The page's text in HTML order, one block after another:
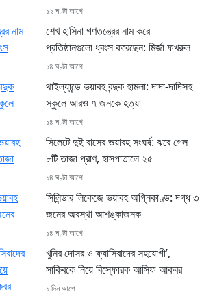
১২ ঘণ্টা আগে
শেখ হাসিনা গণতন্ত্রের নাম করে
প্রতিষ্ঠানগুলো ধ্বংস করেছেন: মির্জা ফখরুল
১৪ ঘণ্টা আগে
থাইল্যান্ডে ভয়াবহ বন্দুক হামলা: দাদা-দাদিসহ
স্কুলে আরও ৭ জনকে হত্যা
১৪ ঘণ্টা আগে
সিলেটে দুই বাসের ভয়াবহ সংঘর্ষ: ঝরে গেল
৮টি তাজা প্রাণ, হাসপাতালে ২৫
১৪ ঘণ্টা আগে
সিলিন্ডার লিকেজে ভয়াবহ অগ্নিকাণ্ড: দগ্ধ ৩
জনের অবস্থা আশঙ্কাজনক
১৪ ঘণ্টা আগে
খুনির দোসর ও ফ্যাসিবাদের সহযোগী’,
সাকিবকে নিয়ে বিস্ফোরক আসিফ আকবর
১ দিন আগে